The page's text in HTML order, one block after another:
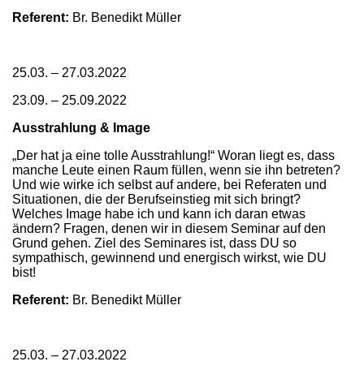
Referent: Br. Benedikt Müller
25.03. – 27.03.2022
23.09. – 25.09.2022
Ausstrahlung & Image
„Der hat ja eine tolle Ausstrahlung!“ Woran liegt es, dass
manche Leute einen Raum füllen, wenn sie ihn betreten?
Und wie wirke ich selbst auf andere, bei Referaten und
Situationen, die der Berufseinstieg mit sich bringt?
Welches Image habe ich und kann ich daran etwas
ändern? Fragen, denen wir in diesem Seminar auf den
Grund gehen. Ziel des Seminares ist, dass DU so
sympathisch, gewinnend und energisch wirkst, wie DU
bist!
Referent: Br. Benedikt Müller
25.03. – 27.03.2022